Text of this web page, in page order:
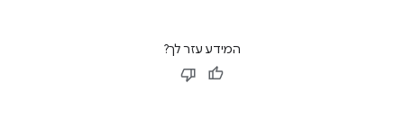
המידע עזר לך?